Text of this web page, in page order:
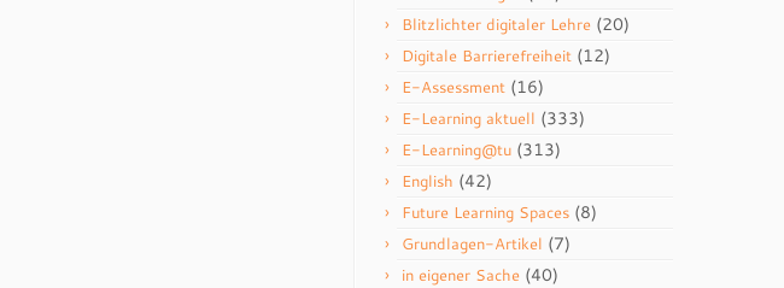
Blitzlichter digitaler Lehre (20)
Digitale Barrierefreiheit (12)
E-Assessment (16)
E-Learning aktuell (333)
E-Learning@tu (313)
English (42)
Future Learning Spaces (8)
Grundlagen-Artikel (7)
in eigener Sache (40)